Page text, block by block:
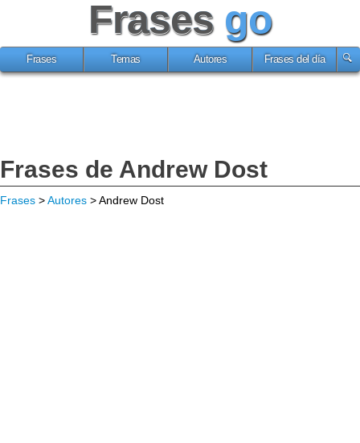
Frases go
Frases Temas Autores Frases del día
Frases de Andrew Dost
Frases >Autores > Andrew Dost